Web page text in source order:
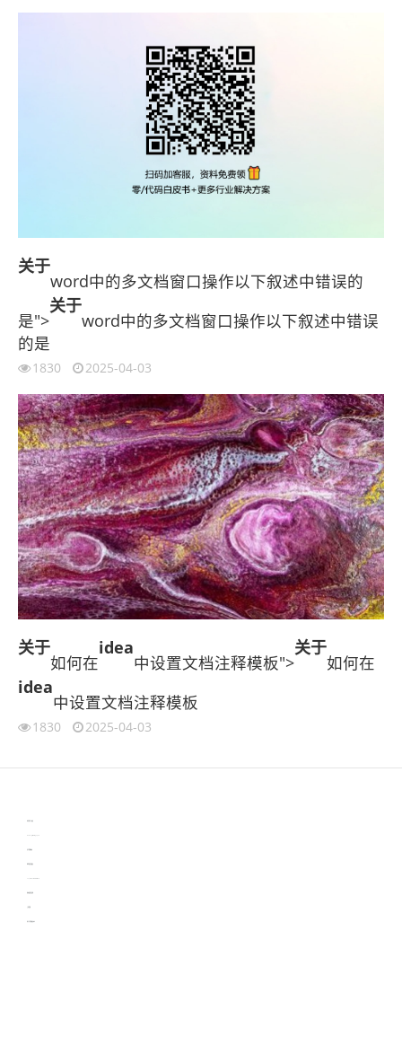
关于
word中的多文档窗口操作以下叙述中错误的
是">
关于
word中的多文档窗口操作以下叙述中错误
的是
1830 2025-04-03
关于
如何在
idea
中设置文档注释模板">
关于
如何在
idea
中设置文档注释模板
1830 2025-04-03